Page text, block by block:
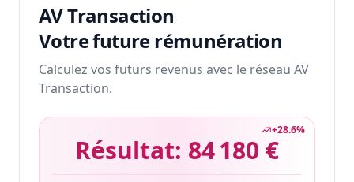
AV Transaction
Votre future rémunération
Calculez vos futurs revenus avec le réseau AV
Transaction.
+28.6%
Résultat: 84 180 €